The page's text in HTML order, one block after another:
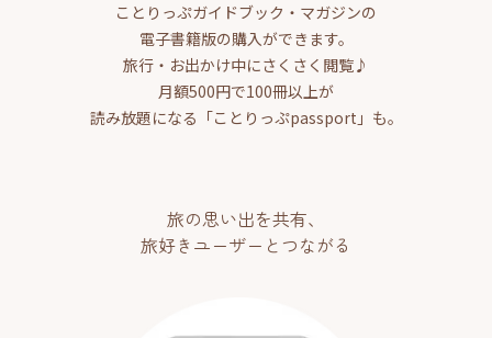
ことりっぷガイドブック・マガジンの
電子書籍版の購入ができます。
旅行・お出かけ中にさくさく閲覧♪
月額500円で100冊以上が
読み放題になる「ことりっぷpassport」も。
旅の思い出を共有、
旅好きユーザーとつながる